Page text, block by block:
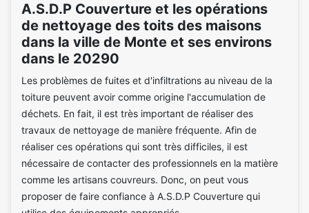
A.S.D.P Couverture et les opérations
de nettoyage des toits des maisons
dans la ville de Monte et ses environs
dans le 20290
Les problèmes de fuites et d'infiltrations au niveau de la
toiture peuvent avoir comme origine l'accumulation de
déchets. En fait, il est très important de réaliser des
travaux de nettoyage de manière fréquente. Afin de
réaliser ces opérations qui sont très difficiles, il est
nécessaire de contacter des professionnels en la matière
comme les artisans couvreurs. Donc, on peut vous
proposer de faire confiance à A.S.D.P Couverture qui